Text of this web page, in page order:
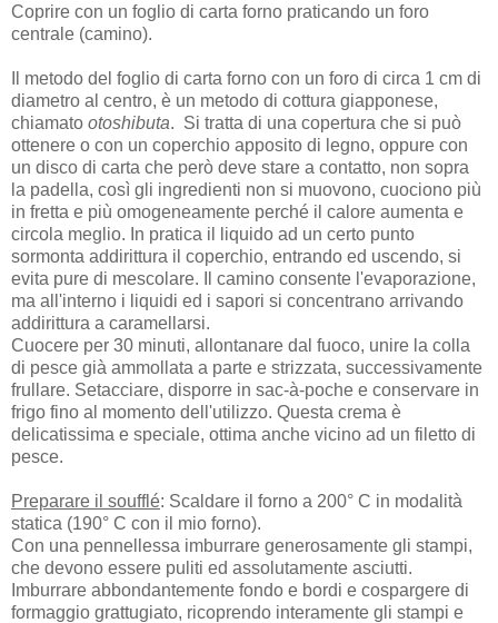
Coprire con un foglio di carta forno praticando un foro
centrale (camino).
Il metodo del foglio di carta forno con un foro di circa 1 cm di
diametro al centro, è un metodo di cottura giapponese,
chiamato otoshibuta. Si tratta di una copertura che si può
ottenere o con un coperchio apposito di legno, oppure con
un disco di carta che però deve stare a contatto, non sopra
la padella, così gli ingredienti non si muovono, cuociono più
in fretta e più omogeneamente perché il calore aumenta e
circola meglio. In pratica il liquido ad un certo punto
sormonta addirittura il coperchio, entrando ed uscendo, si
evita pure di mescolare. Il camino consente l'evaporazione,
ma all'interno i liquidi ed i sapori si concentrano arrivando
addirittura a caramellarsi.
Cuocere per 30 minuti, allontanare dal fuoco, unire la colla
di pesce già ammollata a parte e strizzata, successivamente
frullare. Setacciare, disporre in sac-à-poche e conservare in
frigo fino al momento dell'utilizzo. Questa crema è
delicatissima e speciale, ottima anche vicino ad un filetto di
pesce.
Preparare il soufflé: Scaldare il forno a 200° C in modalità
statica (190° C con il mio forno).
Con una pennellessa imburrare generosamente gli stampi,
che devono essere puliti ed assolutamente asciutti.
Imburrare abbondantemente fondo e bordi e cospargere di
formaggio grattugiato, ricoprendo interamente gli stampi e